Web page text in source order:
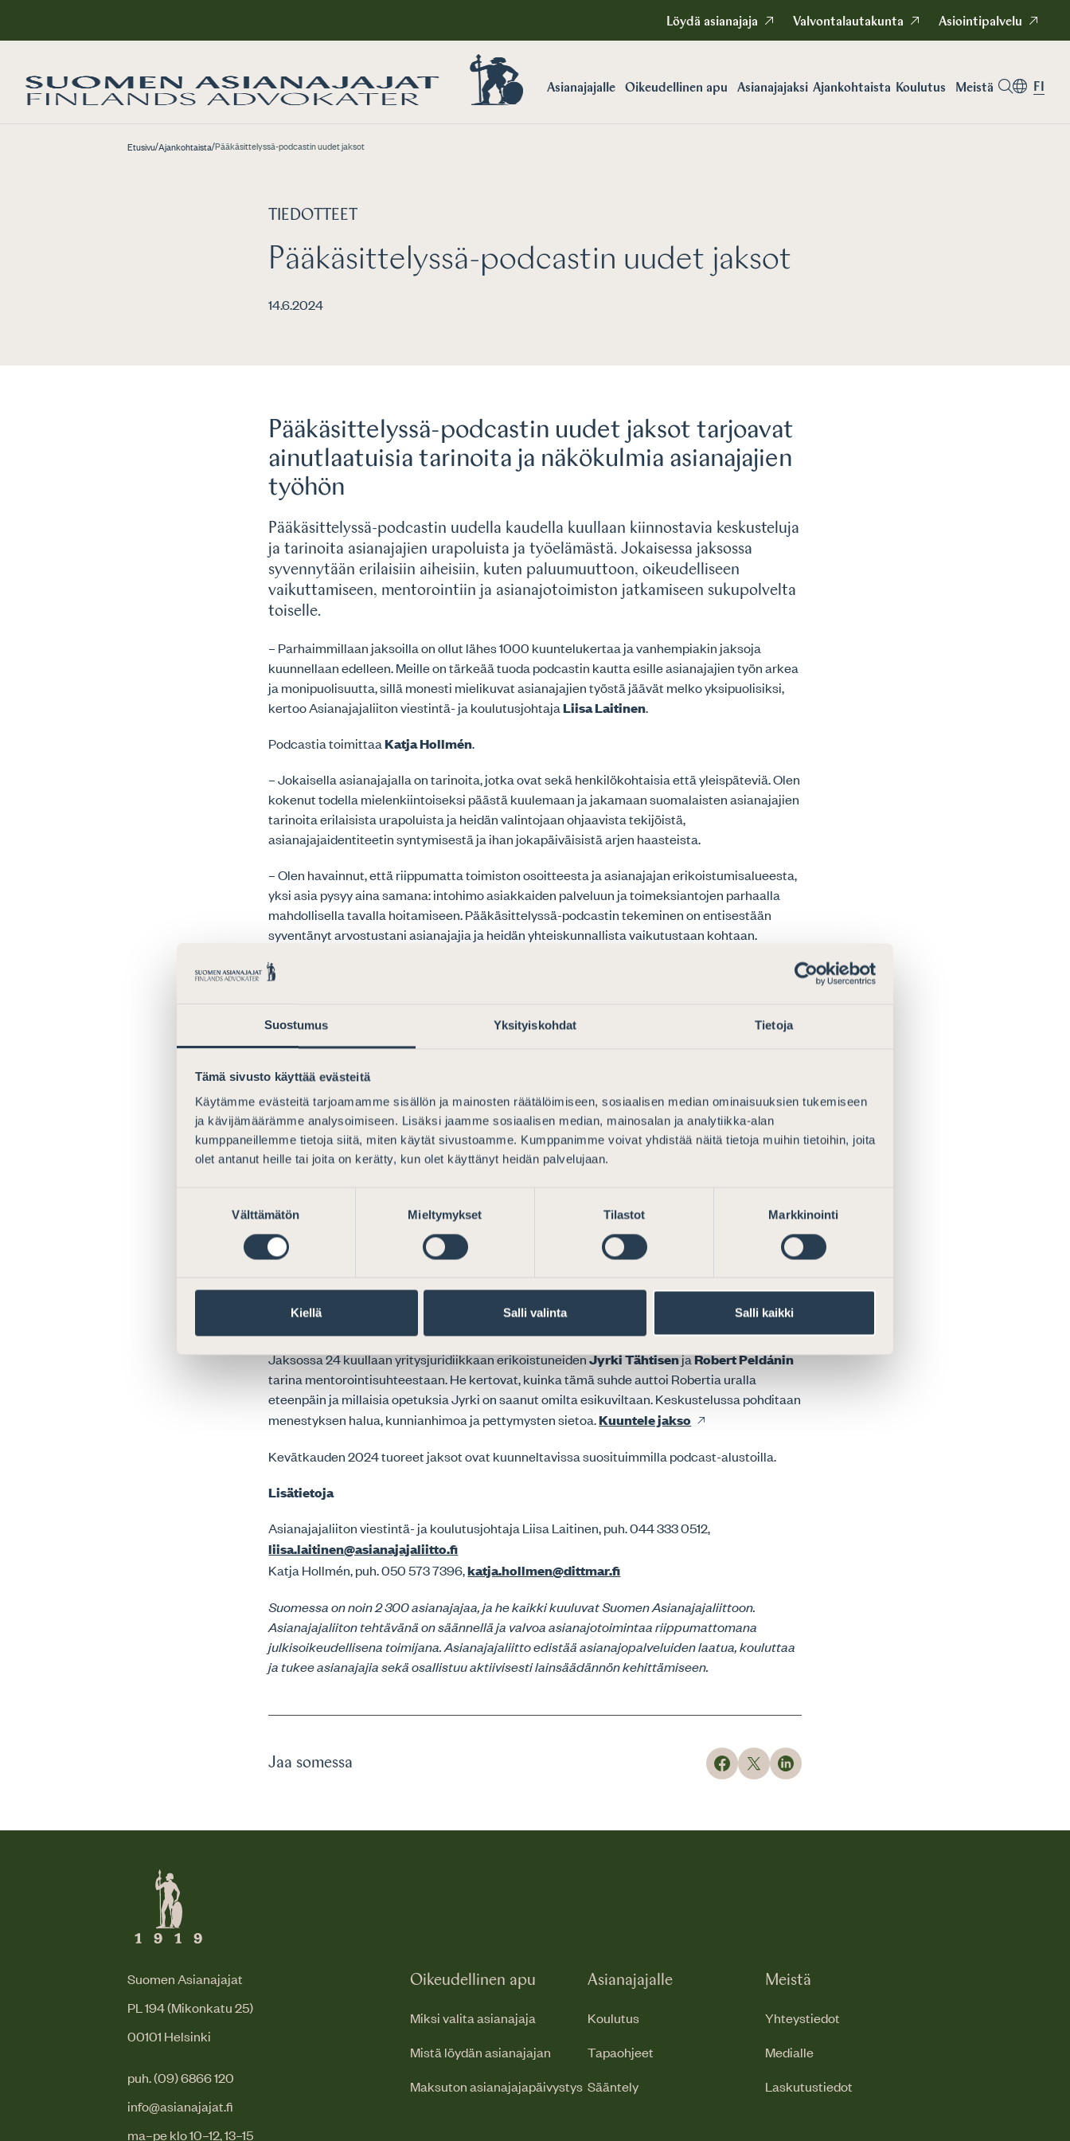
Suostumus Yksityiskohdat Tietoja
Tämä sivusto käyttää evästeitä
Käytämme evästeitä tarjoamamme sisällön ja mainosten räätälöimiseen, sosiaalisen median ominaisuuksien tukemiseen
ja kävijämäärämme analysoimiseen. Lisäksi jaamme sosiaalisen median, mainosalan ja analytiikka-alan
kumppaneillemme tietoja siitä, miten käytät sivustoamme. Kumppanimme voivat yhdistää näitä tietoja muihin tietoihin, joita
olet antanut heille tai joita on kerätty, kun olet käyttänyt heidän palvelujaan.
Välttämätön Mieltymykset Tilastot Markkinointi
Kiellä Salli valinta Salli kaikki
Löydä asianajaja Valvontalautakunta Asiointipalvelu
Asianajajalle Oikeudellinen apu Asianajajaksi Ajankohtaista Koulutus Meistä FI
Etusivu/Ajankohtaista/Pääkäsittelyssä-podcastin uudet jaksot
TIEDOTTEET
Pääkäsittelyssä-podcastin uudet jaksot
14.6.2024
Pääkäsittelyssä-podcastin uudet jaksot tarjoavat
ainutlaatuisia tarinoita ja näkökulmia asianajajien
työhön
Pääkäsittelyssä-podcastin uudella kaudella kuullaan kiinnostavia keskusteluja
ja tarinoita asianajajien urapoluista ja työelämästä. Jokaisessa jaksossa
syvennytään erilaisiin aiheisiin, kuten paluumuuttoon, oikeudelliseen
vaikuttamiseen, mentorointiin ja asianajotoimiston jatkamiseen sukupolvelta
toiselle.
– Parhaimmillaan jaksoilla on ollut lähes 1000 kuuntelukertaa ja vanhempiakin jaksoja
kuunnellaan edelleen. Meille on tärkeää tuoda podcastin kautta esille asianajajien työn arkea
ja monipuolisuutta, sillä monesti mielikuvat asianajajien työstä jäävät melko yksipuolisiksi,
kertoo Asianajajaliiton viestintä- ja koulutusjohtajaLiisa Laitinen.
Podcastia toimittaaKatja Hollmén.
– Jokaisella asianajajalla on tarinoita, jotka ovat sekä henkilökohtaisia että yleispäteviä. Olen
kokenut todella mielenkiintoiseksi päästä kuulemaan ja jakamaan suomalaisten asianajajien
tarinoita erilaisista urapoluista ja heidän valintojaan ohjaavista tekijöistä,
asianajajaidentiteetin syntymisestä ja ihan jokapäiväisistä arjen haasteista.
– Olen havainnut, että riippumatta toimiston osoitteesta ja asianajajan erikoistumisalueesta,
yksi asia pysyy aina samana: intohimo asiakkaiden palveluun ja toimeksiantojen parhaalla
mahdollisella tavalla hoitamiseen. Pääkäsittelyssä-podcastin tekeminen on entisestään
syventänyt arvostustani asianajajia ja heidän yhteiskunnallista vaikutustaan kohtaan.
Jaksossa 20 asianajaja
joita muutto toi mukanaan, ja pohtii liiketoiminnan kehittämistä, myyntiä ja markkinointia
tuoreena osakkaana. Keskustelussa nousee esiin myös osakkuuden merkitys nykyiselle
asianajajasukupolvelle.Kuuntele jakso
Jaksossa 21Hanna-Maria Seppä
oikeuspsykologian erikoistumisohjelmaan sekä asianajajayrittäjäksi Helsinkiin. Hän jakaa
kokemuksiaan ihmiskauppaan liittyvästä toimeksiannosta Thaimaassa sekä
vaikuttajatyöstään rikoslainsäädännön kehittämiseksi.Kuuntele jakso
Jaksossa 22 raumalainen asianajaja Sinikka Kelhä
avaa urapolkuaan ja päätöstään ottaa
luottamustehtäviä, sovittelua ja asianajajan työn merkityksellisyyttä. Sinikka pohtii lisäksi
omaa kehittymistään ja identiteettiään.
Anni-Leena Träskbäck
kertoo urastaan ja päätöksestään jatkaa isänsä
vahvuuksiaan sekä sosiaalisten taitojen merkitystä oikeudenkäynneissä.
Kuuntele jakso
Jaksossa 24 kuullaan yritysjuridiikkaan erikoistuneidenJyrki TähtisenjaRobert Peldánin
tarina mentorointisuhteestaan. He kertovat, kuinka tämä suhde auttoi Robertia uralla
eteenpäin ja millaisia opetuksia Jyrki on saanut omilta esikuviltaan. Keskustelussa pohditaan
menestyksen halua, kunnianhimoa ja pettymysten sietoa.Kuuntele jakso
Kevätkauden 2024 tuoreet jaksot ovat kuunneltavissa suosituimmilla podcast-alustoilla.
Lisätietoja
Asianajajaliiton viestintä- ja koulutusjohtaja Liisa Laitinen, puh. 044 333 0512,
liisa.laitinen@asianajajaliitto.fi
Katja Hollmén, puh. 050 573 7396,katja.hollmen@dittmar.fi
Suomessa on noin 2 300 asianajajaa, ja he kaikki kuuluvat Suomen Asianajajaliittoon.
Asianajajaliiton tehtävänä on säännellä ja valvoa asianajotoimintaa riippumattomana
julkisoikeudellisena toimijana. Asianajajaliitto edistää asianajopalveluiden laatua, kouluttaa
ja tukee asianajajia sekä osallistuu aktiivisesti lainsäädännön kehittämiseen.
Jaa somessa
Suomen Asianajajat
PL 194 (Mikonkatu 25)
00101 Helsinki
puh. (09) 6866 120
info@asianajajat.fi
ma–pe klo 10–12, 13–15
Oikeudellinen apu
Miksi valita asianajaja
Mistä löydän asianajajan
Maksuton asianajajapäivystys
Asianajajalle
Koulutus
Tapaohjeet
Sääntely
Meistä
Yhteystiedot
Medialle
Laskutustiedot